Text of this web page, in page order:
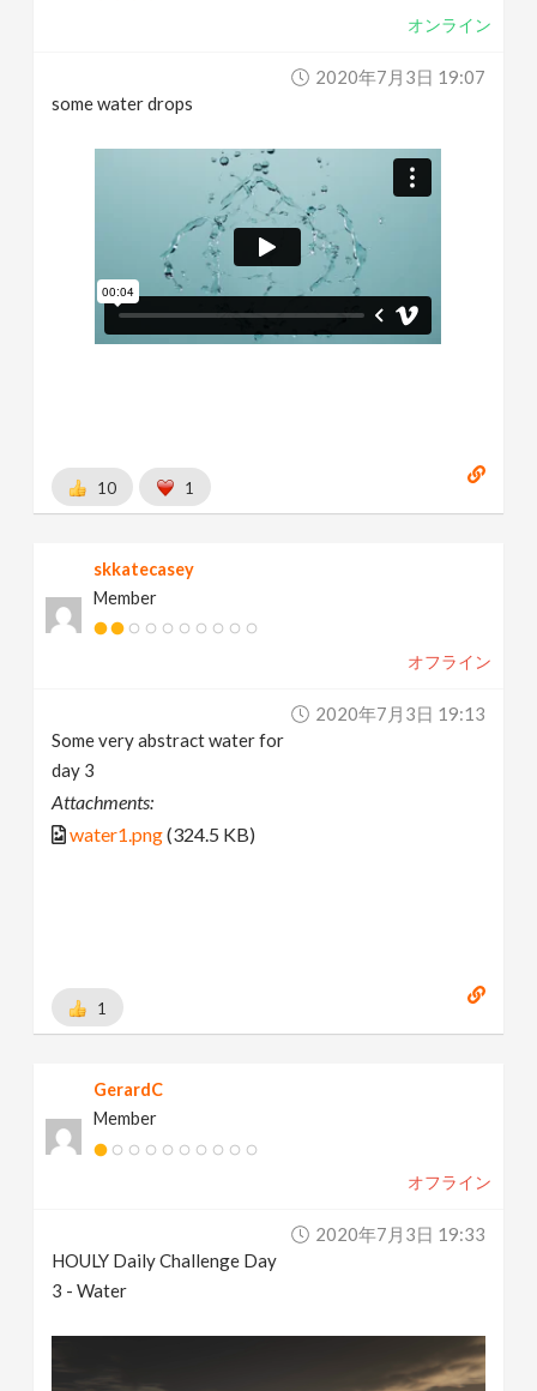
オンライン
2020年7月3日 19:07
some water drops
10 1
skkatecasey
Member
オフライン
2020年7月3日 19:13
Some very abstract water for
day 3
Attachments:
water1.png(324.5 KB)
1
GerardC
Member
オフライン
2020年7月3日 19:33
HOULY Daily Challenge Day
3 - Water